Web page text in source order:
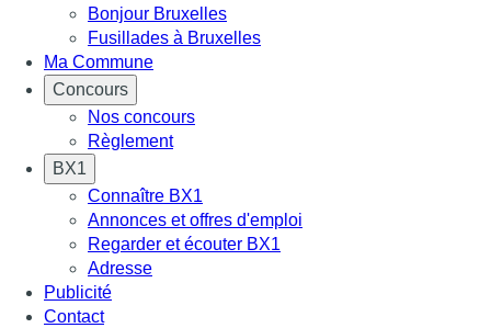
Bonjour Bruxelles
Fusillades à Bruxelles
Ma Commune
Concours
Nos concours
Règlement
BX1
Connaître BX1
Annonces et offres d'emploi
Regarder et écouter BX1
Adresse
Publicité
Contact